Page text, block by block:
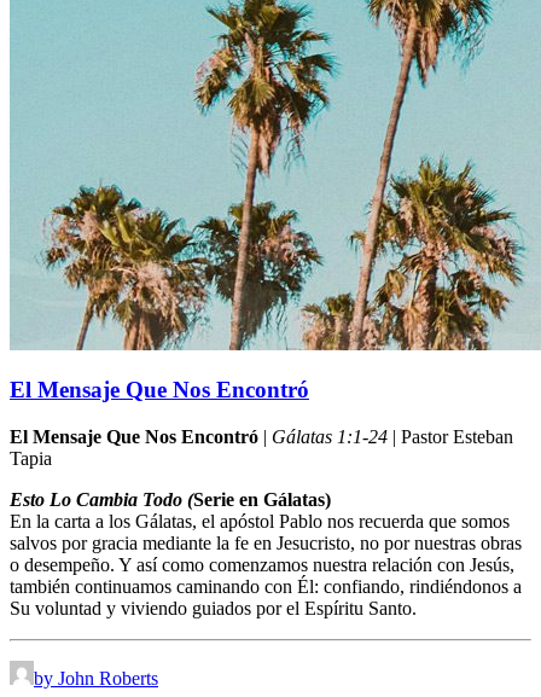
El Mensaje Que Nos Encontró
El Mensaje Que Nos Encontró | Gálatas 1:1-24 | Pastor Esteban
Tapia
Esto Lo Cambia Todo (Serie en Gálatas)
En la carta a los Gálatas, el apóstol Pablo nos recuerda que somos
salvos por gracia mediante la fe en Jesucristo, no por nuestras obras
o desempeño. Y así como comenzamos nuestra relación con Jesús,
también continuamos caminando con Él: confiando, rindiéndonos a
Su voluntad y viviendo guiados por el Espíritu Santo.
by John Roberts